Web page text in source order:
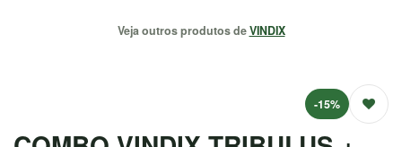
SAÚDE /
Veja outros produtos deVINDIX
-15%